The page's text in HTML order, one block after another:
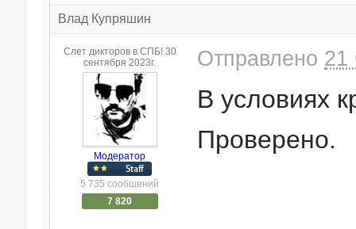
Влад Купряшин
Слет дикторов в СПБ! 30
сентября 2023г.
Модератор
5 735 сообщений
7 820
Отправлено 21
В условиях
Проверено.